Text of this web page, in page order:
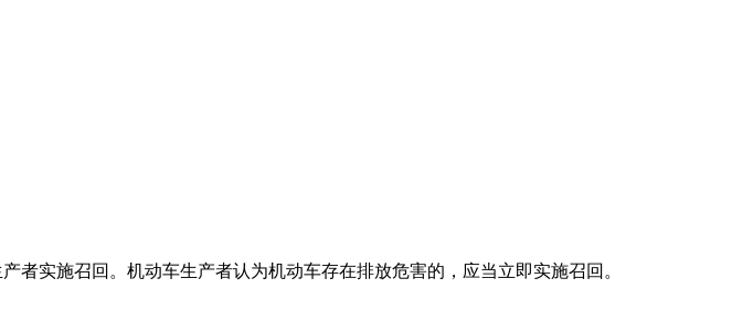
实施召回。机动车生产者认为机动车存在排放危害的，应当立即实施召回。